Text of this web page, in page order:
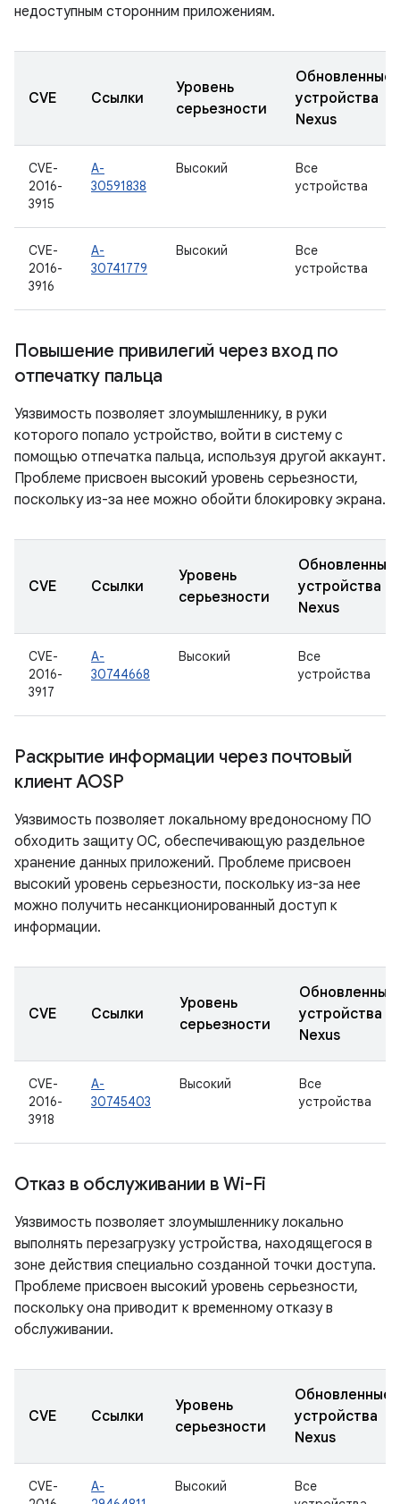
недоступным сторонним приложениям.
CVE Ссылки
Уровень
серьезности
Обновленные
устройства
Nexus
CVE-
2016-
3915
A-
30591838
Высокий
Все
устройства
CVE-
2016-
3916
A-
30741779
Высокий
Все
устройства
Повышение привилегий через вход по
отпечатку пальца
Уязвимость позволяет злоумышленнику, в руки
которого попало устройство, войти в систему с
помощью отпечатка пальца, используя другой аккаунт.
Проблеме присвоен высокий уровень серьезности,
поскольку из-за нее можно обойти блокировку экрана.
CVE Ссылки
Уровень
серьезности
Обновленные
устройства
Nexus
CVE-
2016-
3917
A-
30744668
Высокий
Все
устройства
Раскрытие информации через почтовый
клиент AOSP
Уязвимость позволяет локальному вредоносному ПО
обходить защиту ОС, обеспечивающую раздельное
хранение данных приложений. Проблеме присвоен
высокий уровень серьезности, поскольку из-за нее
можно получить несанкционированный доступ к
информации.
CVE Ссылки
Уровень
серьезности
Обновленные
устройства
Nexus
CVE-
2016-
3918
A-
30745403
Высокий
Все
устройства
Отказ в обслуживании в Wi-Fi
Уязвимость позволяет злоумышленнику локально
выполнять перезагрузку устройства, находящегося в
зоне действия специально созданной точки доступа.
Проблеме присвоен высокий уровень серьезности,
поскольку она приводит к временному отказу в
обслуживании.
CVE Ссылки
Уровень
серьезности
Обновленные
устройства
Nexus
CVE-
A-
Высокий
Все